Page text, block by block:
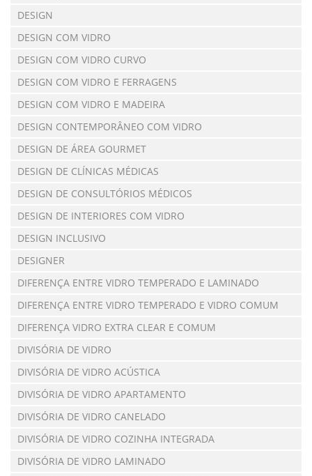
DESIGN
DESIGN COM VIDRO
DESIGN COM VIDRO CURVO
DESIGN COM VIDRO E FERRAGENS
DESIGN COM VIDRO E MADEIRA
DESIGN CONTEMPORÂNEO COM VIDRO
DESIGN DE ÁREA GOURMET
DESIGN DE CLÍNICAS MÉDICAS
DESIGN DE CONSULTÓRIOS MÉDICOS
DESIGN DE INTERIORES COM VIDRO
DESIGN INCLUSIVO
DESIGNER
DIFERENÇA ENTRE VIDRO TEMPERADO E LAMINADO
DIFERENÇA ENTRE VIDRO TEMPERADO E VIDRO COMUM
DIFERENÇA VIDRO EXTRA CLEAR E COMUM
DIVISÓRIA DE VIDRO
DIVISÓRIA DE VIDRO ACÚSTICA
DIVISÓRIA DE VIDRO APARTAMENTO
DIVISÓRIA DE VIDRO CANELADO
DIVISÓRIA DE VIDRO COZINHA INTEGRADA
DIVISÓRIA DE VIDRO LAMINADO